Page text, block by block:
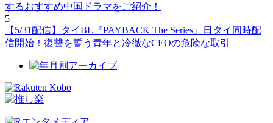
するおすすめ中国ドラマをご紹介！
5
【5/31配信】タイBL『PAYBACK The Series』日タイ同時配
信開始！復讐を誓う青年と冷徹なCEOの危険な取引